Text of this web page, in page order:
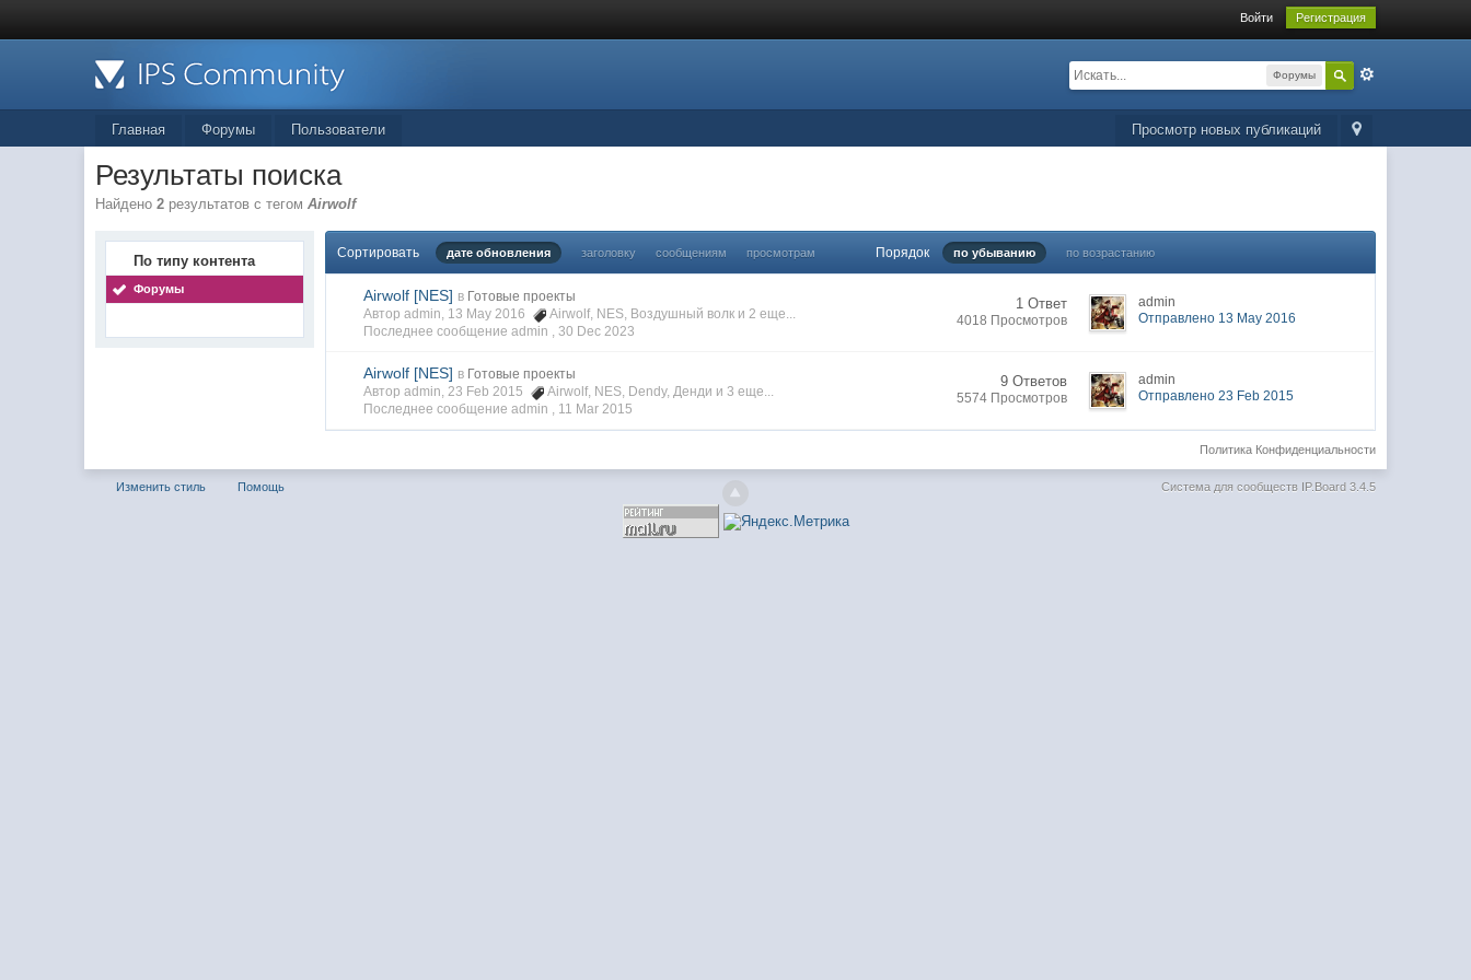
Войти Регистрация
Форумы
Просмотр новых публикаций
Главная Форумы Пользователи
Результаты поиска
Найдено2 результатов с тегомAirwolf
По типу контента
Форумы
Сортировать дате обновления заголовку сообщениям просмотрам Порядок по убыванию по возрастанию
Airwolf [NES] в Готовые проекты
Автор admin, 13 May 2016
Airwolf, NES, Воздушный волк и 2 еще...
Последнее сообщение admin ,30 Dec 2023
1 Ответ
4018 Просмотров
admin
Отправлено 13 May 2016
Airwolf [NES] в Готовые проекты
Автор admin, 23 Feb 2015
Airwolf, NES, Dendy,Денди и 3 еще...
Последнее сообщение admin , 11 Mar 2015
9 Ответов
5574 Просмотров
admin
Отправлено 23 Feb 2015
Политика Конфиденциальности
Изменить стиль Помощь Система для сообществ IP.Board 3.4.5